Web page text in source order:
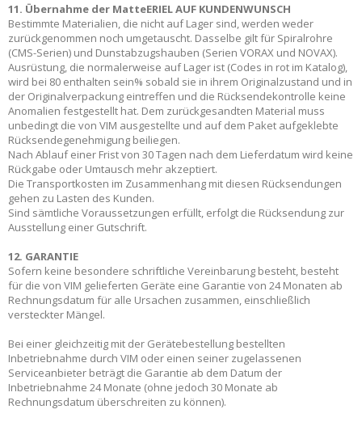
11. Übernahme der MatteERIEL AUF KUNDENWUNSCH
Bestimmte Materialien, die nicht auf Lager sind, werden weder
zurückgenommen noch umgetauscht. Dasselbe gilt für Spiralrohre
(CMS-Serien) und Dunstabzugshauben (Serien VORAX und NOVAX).
Ausrüstung, die normalerweise auf Lager ist (Codes in rot im Katalog),
wird bei 80 enthalten sein% sobald sie in ihrem Originalzustand und in
der Originalverpackung eintreffen und die Rücksendekontrolle keine
Anomalien festgestellt hat. Dem zurückgesandten Material muss
unbedingt die von VIM ausgestellte und auf dem Paket aufgeklebte
Rücksendegenehmigung beiliegen.
Nach Ablauf einer Frist von 30 Tagen nach dem Lieferdatum wird keine
Rückgabe oder Umtausch mehr akzeptiert.
Die Transportkosten im Zusammenhang mit diesen Rücksendungen
gehen zu Lasten des Kunden.
Sind sämtliche Voraussetzungen erfüllt, erfolgt die Rücksendung zur
Ausstellung einer Gutschrift.
12. GARANTIE
Sofern keine besondere schriftliche Vereinbarung besteht, besteht
für die von VIM gelieferten Geräte eine Garantie von 24 Monaten ab
Rechnungsdatum für alle Ursachen zusammen, einschließlich
versteckter Mängel.
Bei einer gleichzeitig mit der Gerätebestellung bestellten
Inbetriebnahme durch VIM oder einen seiner zugelassenen
Serviceanbieter beträgt die Garantie ab dem Datum der
Inbetriebnahme 24 Monate (ohne jedoch 30 Monate ab
Rechnungsdatum überschreiten zu können).